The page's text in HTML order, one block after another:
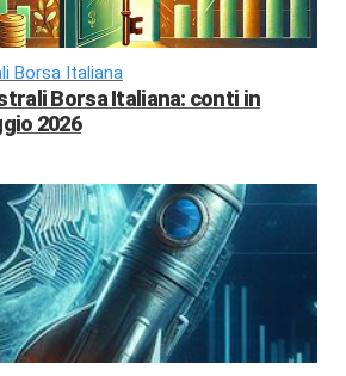
Borsa Italiana
Borsa Italiana: conti in
2026